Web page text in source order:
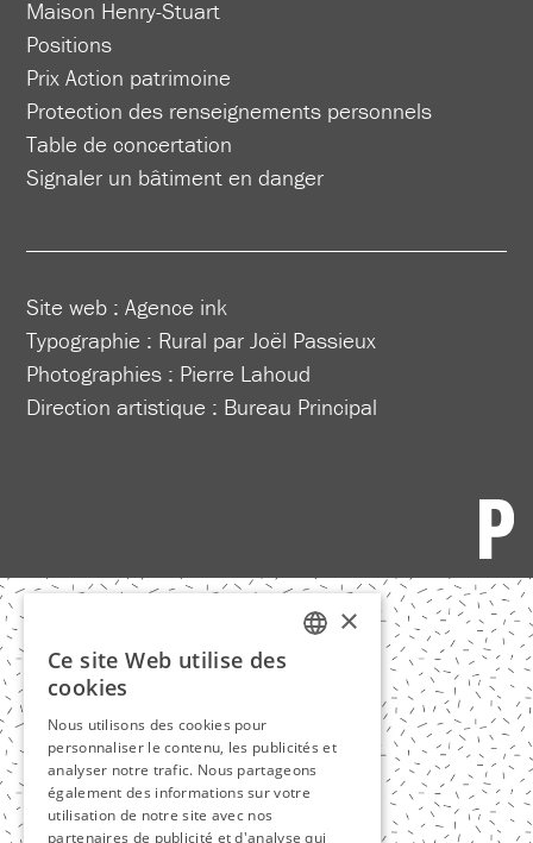
Maison Henry-Stuart
Positions
Prix Action patrimoine
Protection des renseignements personnels
Table de concertation
Signaler un bâtiment en danger
Site web :Agence ink
Typographie : Rural par Joël Passieux
Photographies : Pierre Lahoud
Direction artistique : Bureau Principal
×
Ce site Web utilise des
cookies
Nous utilisons des cookies pour
personnaliser le contenu, les publicités et
analyser notre trafic. Nous partageons
également des informations sur votre
utilisation de notre site avec nos
partenaires de publicité et d'analyse qui